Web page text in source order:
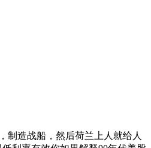
制造战船，然后荷兰上人就给人